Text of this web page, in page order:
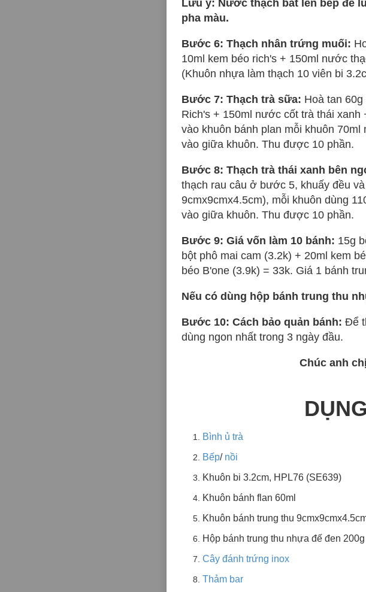
Lưu ý: Nước thạch bắt lên bếp để
pha màu.
Bước 6: Thạch nhân trứng muối:
10ml kem béo rich's + 150ml nước
(Khuôn nhựa làm thạch 10 viên bi
Bước 7: Thạch trà sữa: Hoà tan
Rich's + 150ml nước cốt trà thái
vào khuôn bánh plan mỗi khuôn
vào giữa khuôn. Thu được 10 phần.
Bước 8: Thạch trà thái xanh bên
thạch rau câu ở bước 5, khuấy đều
9cmx9cmx4.5cm), mỗi khuôn dùng
vào giữa khuôn. Thu được 10 phần.
Bước 9: Giá vốn làm 10 bánh: 15g
bột phô mai cam (3.2k) + 20ml kem
béo B'one (3.9k) = 33k. Giá 1 bánh
Nếu có dùng hộp bánh trung thu
Bước 10: Cách bảo quản bánh: Để
dùng ngon nhất trong 3 ngày đầu.
Chúc anh
Bình ủ trà
Bếp/ nồi
Khuôn bi 3.2cm, HPL76 (SE639)
Khuôn bánh flan 60ml
Khuôn bánh trung thu
Hộp bánh trung thu nhựa đế đen 200g
Cây đánh trứng inox
Thảm bar